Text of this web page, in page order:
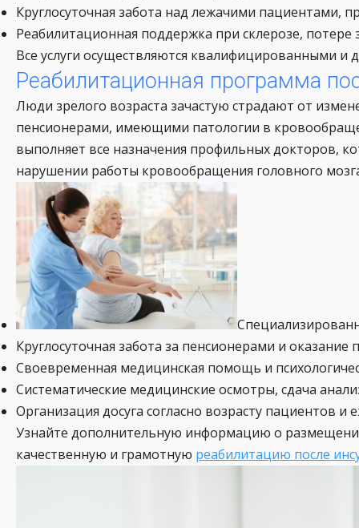
Круглосуточная забота над лежачими пациентами,
Реабилитационная поддержка при склерозе,
Все услуги осуществляются квалифицированными
Реабилитационная программа
Люди зрелого возраста зачастую страдают от
пенсионерами, имеющими патологии в
выполняет все назначения профильных докторов,
нарушении работы кровообращения головного
Круглосуточная забота за пенсионерами и
Своевременная медицинская помощь и
Систематические медицинские осмотры, сдача
Организация досуга согласно возрасту пациентов
Узнайте дополнительную информацию о
качественную и грамотную реабилитацию после